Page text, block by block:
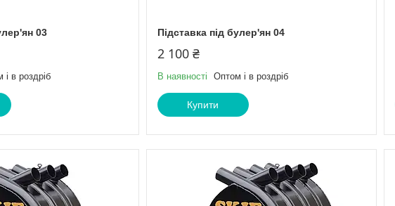
03
і в роздріб
Підставка під булер'ян 04
2 100 ₴
В наявності Оптом і в роздріб
Купити